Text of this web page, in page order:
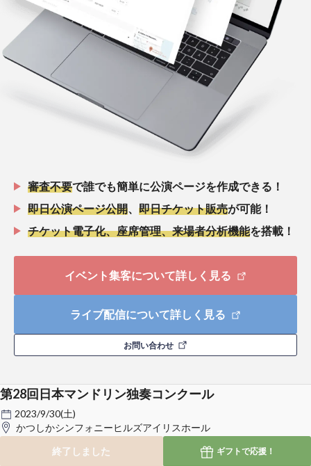
審査不要で誰でも簡単に公演ページを作成できる！
即日公演ページ公開
即日チケット販売が可能！
チケット電子化、座席管理、来場者分析機能を搭載！
イベント集客について詳しく見る
ライブ配信について詳しく見る
お問い合わせ
第28回日本マンドリン独奏コンクール
2023/9/30(土)
かつしかシンフォニーヒルズアイリスホール
終了しました
ギフトで応援！